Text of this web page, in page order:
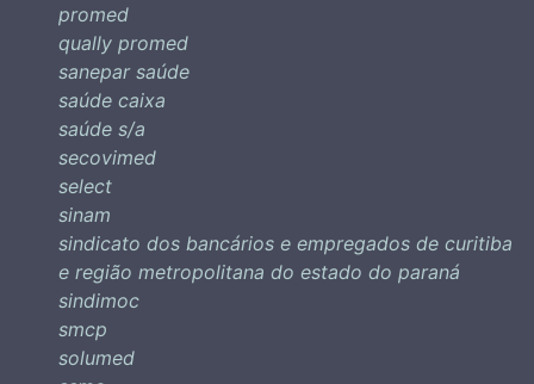
promed
qually promed
sanepar saúde
saúde caixa
saúde s/a
secovimed
select
sinam
sindicato dos bancários e empregados de curitiba
e região metropolitana do estado do paraná
sindimoc
smcp
solumed